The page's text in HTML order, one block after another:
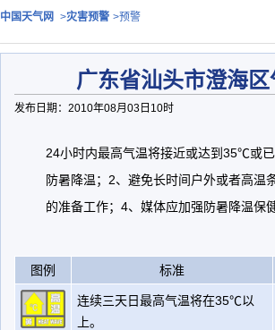
中国天气网 >灾害预警 >预警
广东省汕头市澄海
发布日期：2010年08月03日10时
24小时内最高气温将接近或达到35℃或
防暑降温；2、避免长时间户外或者高温
的准备工作；4、媒体应加强防暑降温保
图例 标准
连续三天日最高气温将在35℃以
上。